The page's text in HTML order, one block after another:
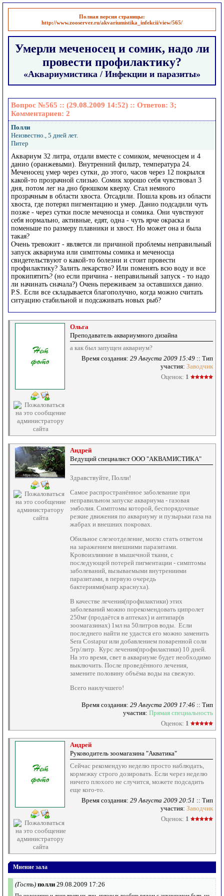
Полная версия страницы:
http://www.zooserver.ru/akvariumistika_infekcii/view/565/
Умерли меченосец и сомик, надо ли
провести профилактику?
«Аквариумистика / Инфекции и паразиты»
Вопрос №565 :: (29.08.2009 14:52) :: Ответов: 3;
Комментариев: 2
Полли
Неизвестно., 5 дней лет.
Питер
Аквариум 32 литра, отдали вместе с сомиком, меченосцем и 4
данио (оранжевыми). Внутренний фильтр, температура 24.
Меченосец умер через сутки, до этого, часов через 12 покрылся
какой-то прозрачной слизью. Сомик хорошо себя чувствовал 3
дня, потом лег на дно брюшком кверху. Стал немного
прозрачным в области хвоста. Отсадили. Пошла кровь из области
хвоста, где потерял пигментацию и умер. Данио подсадили чуть
позже - через сутки после меченосца и сомика. Они чувствуют
себя нормально, активные, едят, одна - чуть ярче окраска и
поменьше по размеру плавники и хвост. Но может она и была
такая?
Очень тревожит - является ли причиной проблемы неправильный
запуск аквариума или симптомы сомика и меченосца
свидетельствуют о какой-то болезни и стоит провести
профилактику? Залить лекарство? Или поменять всю воду и все
прокипятить? (но если причина - неправильный запуск - то надо
ли начинать сначала?) Очень переживаем за оставшихся данио.
P.S. Если все складывается благополучно, когда можно считать
ситуацию стабильной и подсаживать новых рыб?
Ольга
Преподаватель аквариумного дизайна
а как был запущен аквариум?
Время создания: 29 Августа 2009 15:49 :: Тип
участия: Заводчик
Оценок: 1
Андрей
Ведущий специалист ООО "АКВАМИСТИКА"
Здравствуйте, Полли!
Самое распространённое заболевание при
неправильном запуске аквариума - газовая
эмболия. Симптомы которой, беспорядочные
резкие движения по аквариуму и пузырьки газа на
жабрах и внешних покровах.
Обильное слезеотделение, могло стать ответом
на заражением внешними паразитами.
Кровоизлияние в мышечной ткани, с
последующей потерей пигментации - симптомы
заболеваний, вызываемыми внутрениими
паразитами, в первую очередь
бактериями(напр.краснуха).
В качестве лечения(профилактики) этих
заболеваний можно порекомендовать ципролет
250мг (продаётся в аптеках) и антипар(в
зоомагазинах) 1мл на 50литров воды. Если
последнего найти не удастся его можно заменить
Sera Costapur или добавлением поваренной соли
5гр/литр. Курс лечения(профилактики) 10 дней.
На это время, свет в аквариуме будет необходимо
выключить. После проведённого лечения,
замените половину объёма воды на свежую.
Всего наилучшего!
Время создания: 29 Августа 2009 17:46 :: Тип
участия: Прямая специальность
Оценок: 1
Андрей
Руководитель зоомагазина "Акватика"
Сейчас рекомендую неделю просто наблюдать,
кормежку строго дозировать. Если через неделю
ничего плохого не случится, можете подсадить
еще кого-то.
Время создания: 29 Августа 2009 20:51 :: Тип
участия: Заводчик
Оценок: 1
Мнение зала
(Гость) полли 29.08.2009 17:26